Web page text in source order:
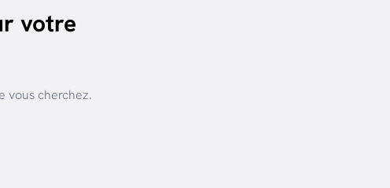
votre
vous cherchez.